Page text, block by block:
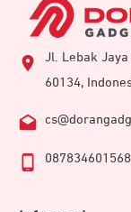
Jl. Lebak
60134,
087834601568